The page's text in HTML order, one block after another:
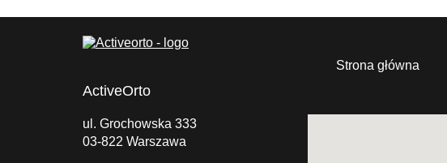
ActiveOrto
ul. Grochowska 333
03-822 Warszawa
Strona główna